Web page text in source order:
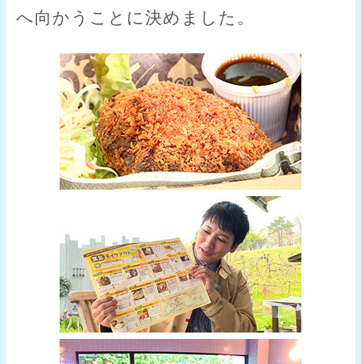
へ向かうことに決めました。